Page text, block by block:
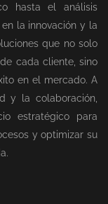
hasta el análisis
la innovación y la
que no solo
cada cliente, sino
en el mercado. A
y la colaboración,
estratégico para
y optimizar su